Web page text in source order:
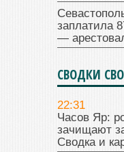
заплатила
—
СВОДКИ СВО
22:31
Часов Яр:
зачищают
Сводка и